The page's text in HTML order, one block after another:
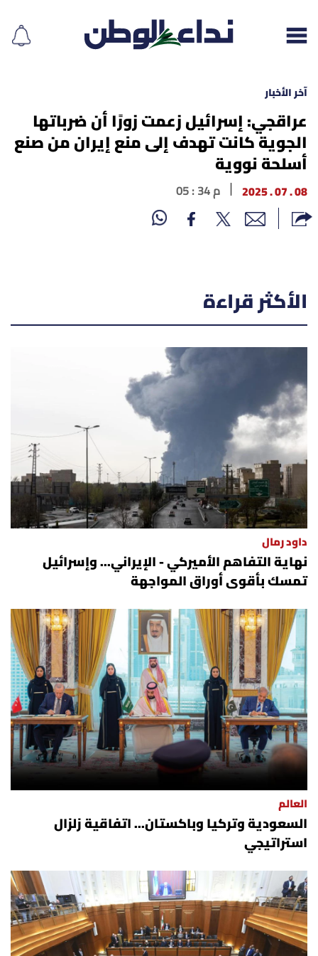
إقرأ الجريدة
لبنان
الغلاف
محليات
أسرار
نداء القرّاء
خاص الموقع
كتّابنا
تحت المجهر
آراء
اقتصاد
العالم
الصحافة الإسرائيلية
ثقافة وفنون
فصل من كتاب
اقرأ تضحك
كاميرا
سجالات
صحّة وصحن
آخر الأخبار
عراقجي: إسرائيل زعمت زورًا أن ضرباتها
الجوية كانت تهدف إلى منع إيران من صنع
أسلحة نووية
08 . 07 . 2025 05 : 34 م
الأكثر قراءة
داود رمال
نهاية التفاهم الأميركي - الإيراني... وإسرائيل
تمسك بأقوى أوراق المواجهة
العالم
السعودية وتركيا وباكستان... اتفاقية زلزال
استراتيجي